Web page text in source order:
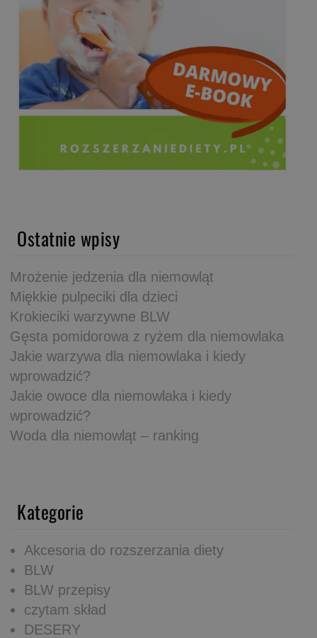
Ostatnie wpisy
Mrożenie jedzenia dla niemowląt
Miękkie pulpeciki dla dzieci
Krokieciki warzywne BLW
Gęsta pomidorowa z ryżem dla niemowlaka
Jakie warzywa dla niemowlaka i kiedy
wprowadzić?
Jakie owoce dla niemowlaka i kiedy
wprowadzić?
Woda dla niemowląt – ranking
Kategorie
Akcesoria do rozszerzania diety
BLW
BLW przepisy
czytam skład
DESERY